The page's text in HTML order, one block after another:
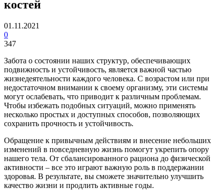
костей
01.11.2021
0
347
Забота о состоянии наших структур, обеспечивающих
подвижность и устойчивость, является важной частью
жизнедеятельности каждого человека. С возрастом или при
недостаточном внимании к своему организму, эти системы
могут ослабевать, что приводит к различным проблемам.
Чтобы избежать подобных ситуаций, можно применять
несколько простых и доступных способов, позволяющих
сохранить прочность и устойчивость.
Обращение к привычным действиям и внесение небольших
изменений в повседневную жизнь помогут укрепить опору
нашего тела. От сбалансированного рациона до физической
активности – все это играют важную роль в поддержании
здоровья. В результате, вы сможете значительно улучшить
качество жизни и продлить активные годы.